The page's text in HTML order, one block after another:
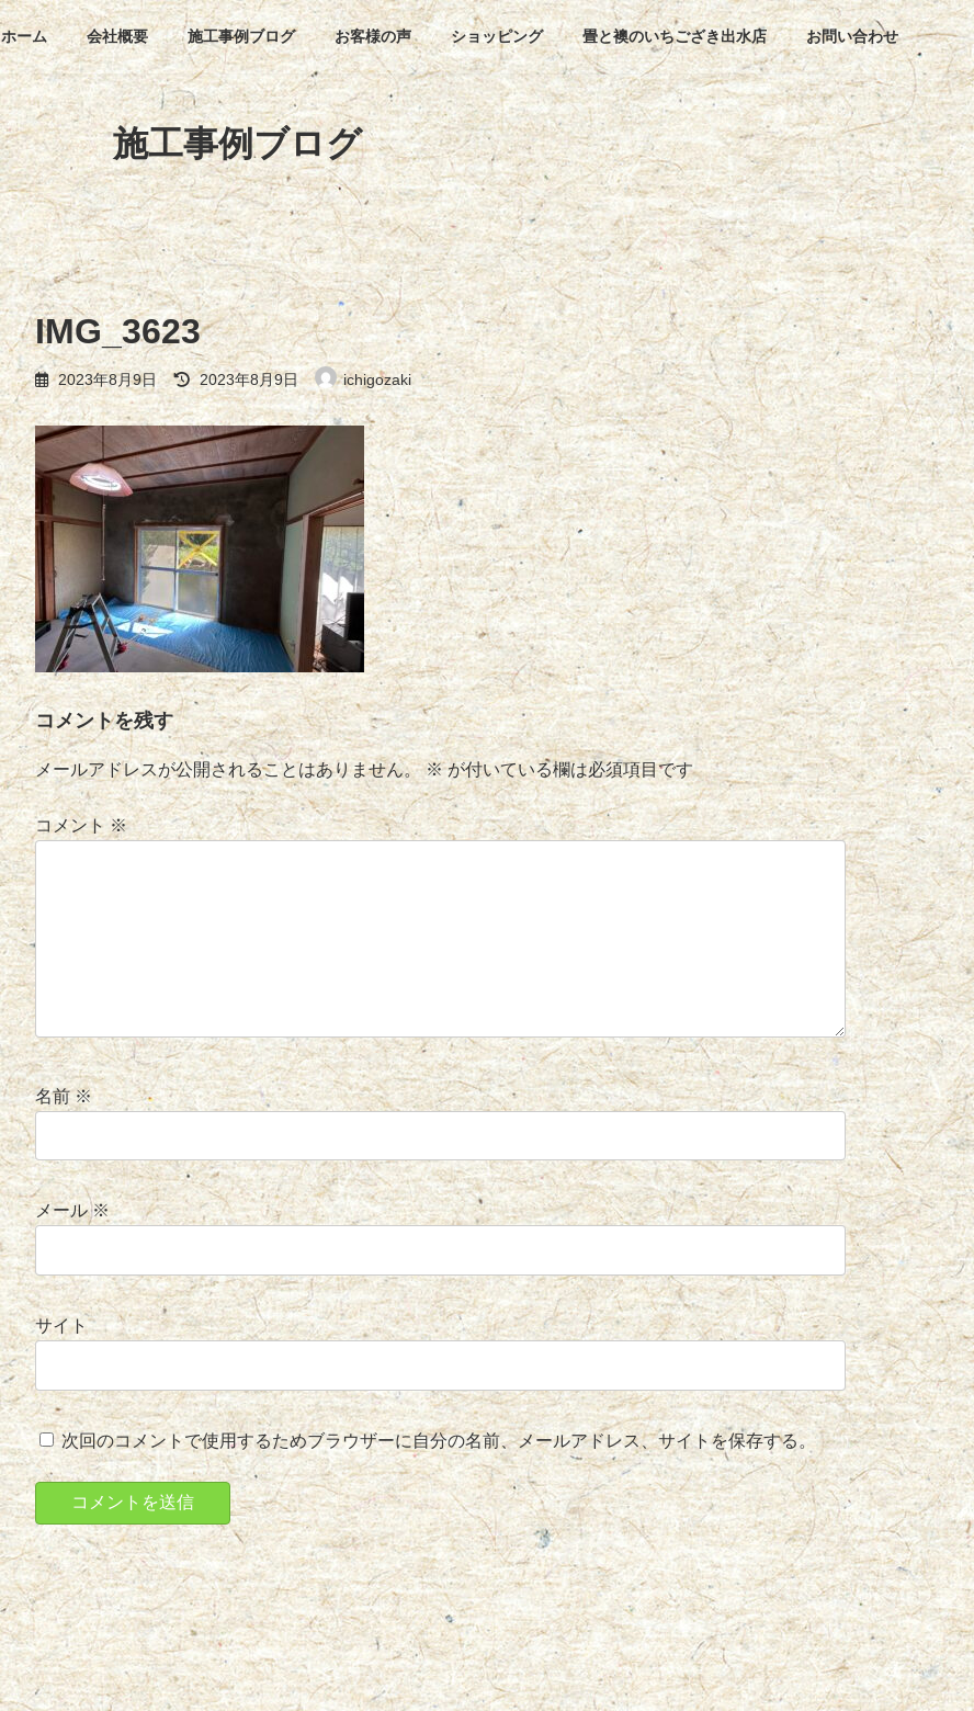
ホーム 会社概要 施工事例ブログ お客様の声 ショッピング 畳と襖のいちござき出水店 お問い合わせ
施工事例ブログ
IMG_3623
2023年8月9日
最
終
更
新
日
時
:
2023年8月9日 ichigozaki
コメントを残す
メールアドレスが公開されることはありません。 ※が付いている欄は必須項目です
コメント※
名前※
メール※
サイト
次回のコメントで使用するためブラウザーに自分の名前、メールアドレス、サイトを保存する。